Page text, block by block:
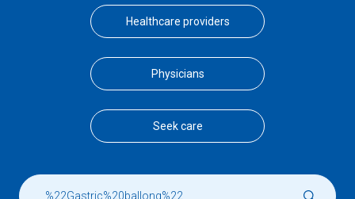
Healthcare providers
Physicians
Seek care